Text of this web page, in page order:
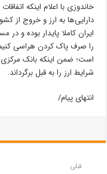
خاندوزی با اعلام اینکه
دارایی‌ها به ارز و خروج از
ایران کاملا پایدار بوده و
را صرف پاک کردن هراسی
است؛ ضمن اینکه بانک مرکزی
شرایط ارز را به قبل برگرداند.
انتهای پیام/
قبلی